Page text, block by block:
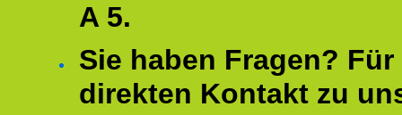
A 5.
Sie haben Fragen?
direkten Kontakt zu